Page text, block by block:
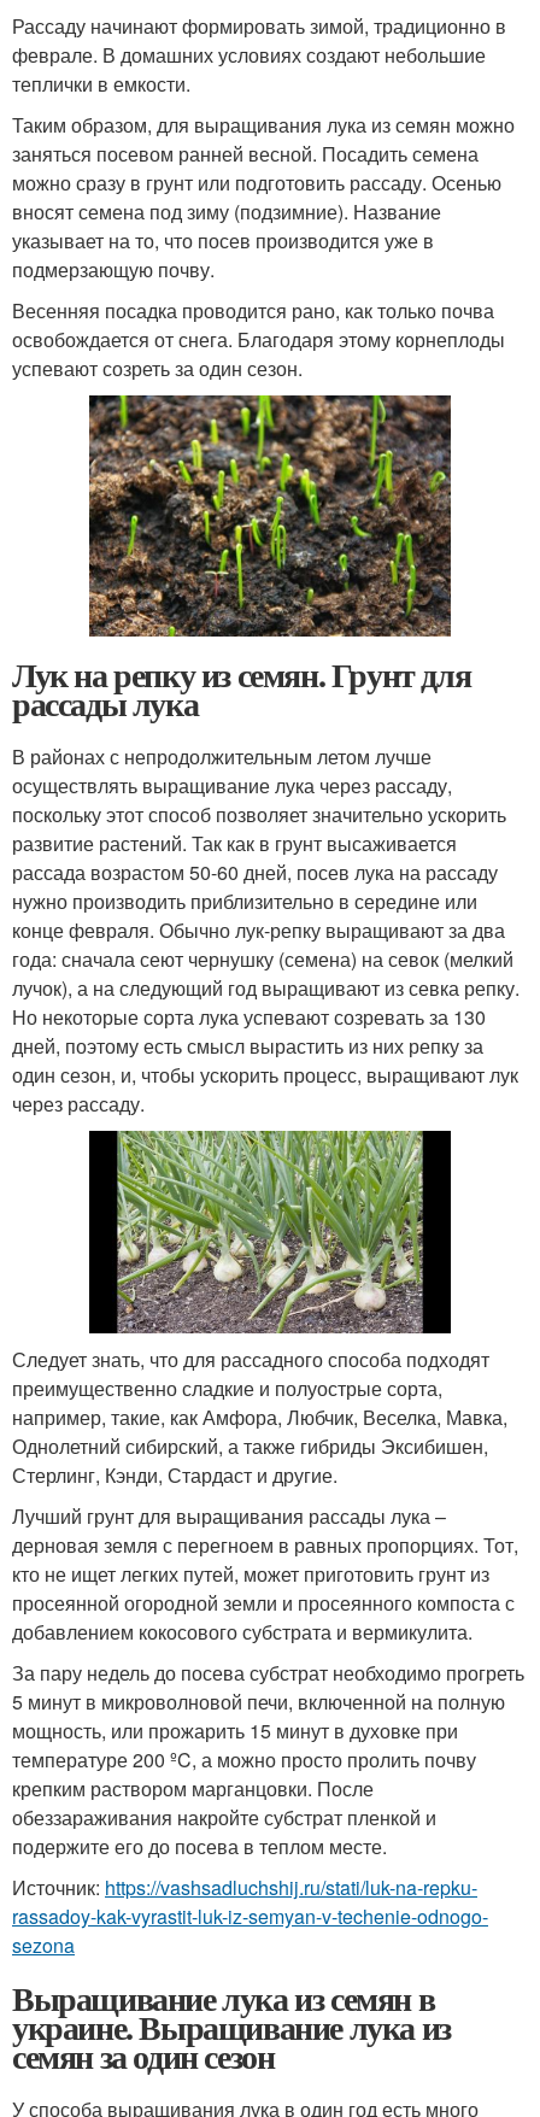
Рассаду начинают формировать зимой, традиционно в
феврале. В домашних условиях создают небольшие
теплички в емкости.
Таким образом, для выращивания лука из семян можно
заняться посевом ранней весной. Посадить семена
можно сразу в грунт или подготовить рассаду. Осенью
вносят семена под зиму (подзимние). Название
указывает на то, что посев производится уже в
подмерзающую почву.
Весенняя посадка проводится рано, как только почва
освобождается от снега. Благодаря этому корнеплоды
успевают созреть за один сезон.
Лук на репку из семян. Грунт для
рассады лука
В районах с непродолжительным летом лучше
осуществлять выращивание лука через рассаду,
поскольку этот способ позволяет значительно ускорить
развитие растений. Так как в грунт высаживается
рассада возрастом 50-60 дней, посев лука на рассаду
нужно производить приблизительно в середине или
конце февраля. Обычно лук-репку выращивают за два
года: сначала сеют чернушку (семена) на севок (мелкий
лучок), а на следующий год выращивают из севка репку.
Но некоторые сорта лука успевают созревать за 130
дней, поэтому есть смысл вырастить из них репку за
один сезон, и, чтобы ускорить процесс, выращивают лук
через рассаду.
Следует знать, что для рассадного способа подходят
преимущественно сладкие и полуострые сорта,
например, такие, как Амфора, Любчик, Веселка, Мавка,
Однолетний сибирский, а также гибриды Эксибишен,
Стерлинг, Кэнди, Стардаст и другие.
Лучший грунт для выращивания рассады лука –
дерновая земля с перегноем в равных пропорциях. Тот,
кто не ищет легких путей, может приготовить грунт из
просеянной огородной земли и просеянного компоста с
добавлением кокосового субстрата и вермикулита.
За пару недель до посева субстрат необходимо прогреть
5 минут в микроволновой печи, включенной на полную
мощность, или прожарить 15 минут в духовке при
температуре 200 ºC, а можно просто пролить почву
крепким раствором марганцовки. После
обеззараживания накройте субстрат пленкой и
подержите его до посева в теплом месте.
Источник: https://vashsadluchshij.ru/stati/luk-na-repku-
rassadoy-kak-vyrastit-luk-iz-semyan-v-techenie-odnogo-
sezona
Выращивание лука из семян в
украине. Выращивание лука из
семян за один сезон
У способа выращивания лука в один год есть много